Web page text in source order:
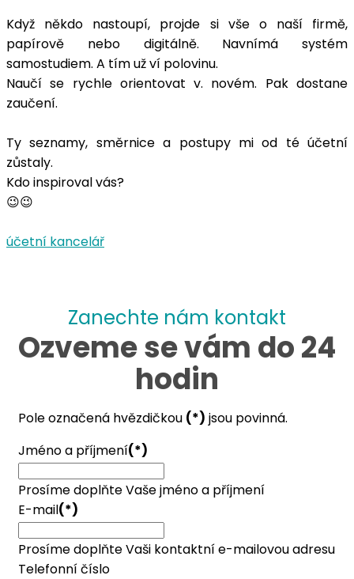
Když někdo nastoupí, projde si vše o naší firmě,
papírově nebo digitálně. Navnímá systém
samostudiem. A tím už ví polovinu.
Naučí se rychle orientovat v. novém. Pak dostane
zaučení.
Ty seznamy, směrnice a postupy mi od té účetní
zůstaly.
Kdo inspiroval vás?
😉😉
účetní kancelář
Zanechte nám kontakt
Ozveme se vám do 24
hodin
Pole označená hvězdičkou (*) jsou povinná.
Jméno a příjmení(*)
Prosíme doplňte Vaše jméno a příjmení
E-mail(*)
Prosíme doplňte Vaši kontaktní e-mailovou adresu
Telefonní číslo